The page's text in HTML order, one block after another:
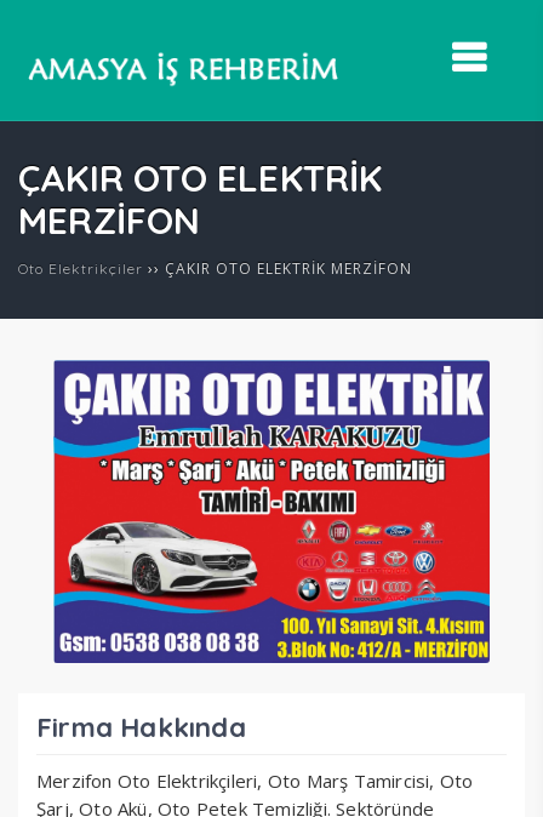
ÇAKIR OTO ELEKTRİK
MERZİFON
Oto Elektrikçiler ›› ÇAKIR OTO ELEKTRİK MERZİFON
Firma Hakkında
Merzifon Oto Elektrikçileri, Oto Marş Tamircisi, Oto
Şarj, Oto Akü, Oto Petek Temizliği. Sektöründe